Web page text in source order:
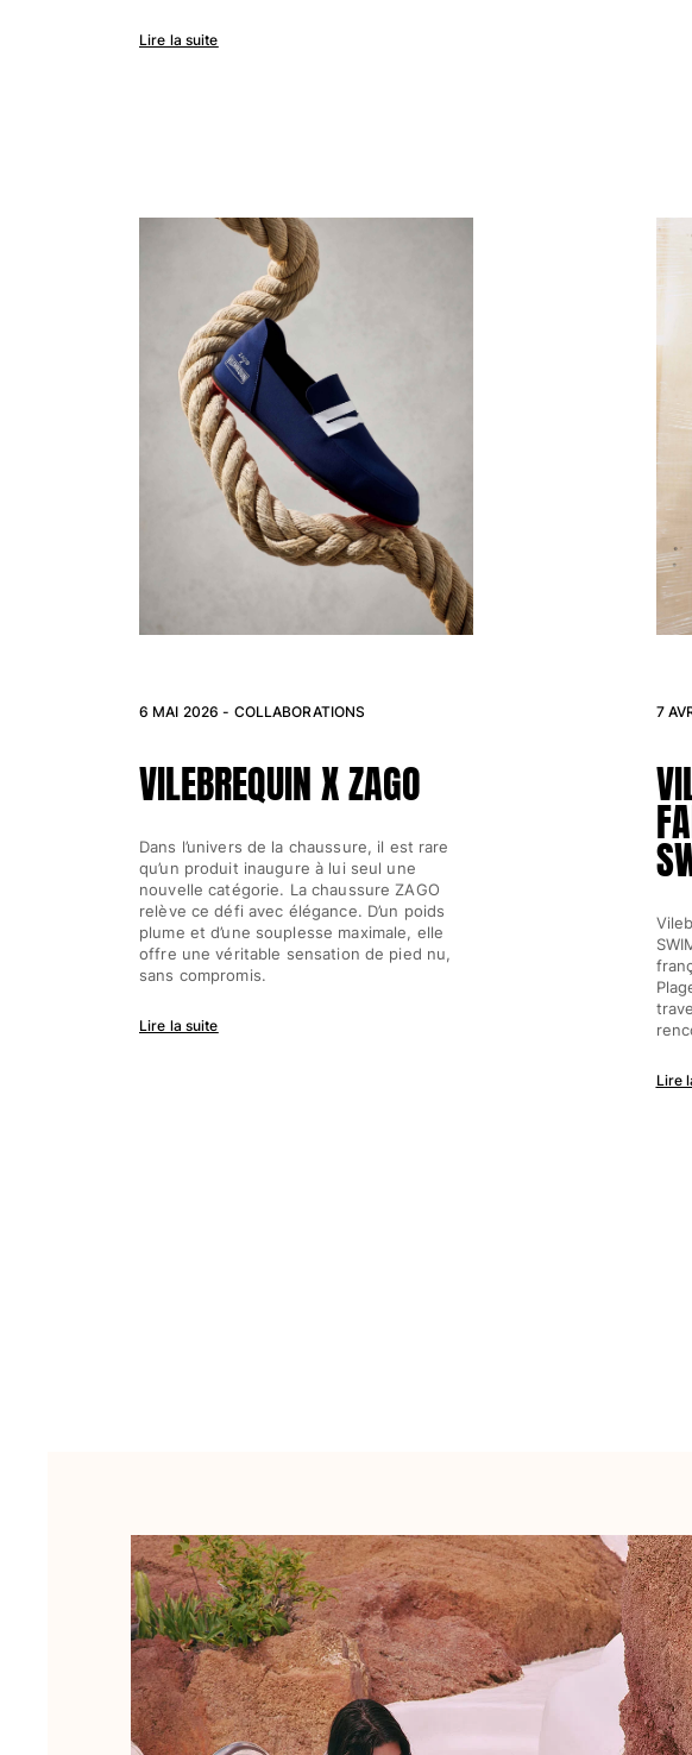
Prêt-à-porter
Robes et jupes
Combinaisons
Shorts
Sweats
T-shirts
Tous les articles
Bébé
Tous les articles
Casquettes
Bobs
Tous les articles
Accessoires Enfants
Chapeaux de plage
Serviettes et Ponchos
Chaussures
Chaussettes
Tous les articles
Lire la suite
6 MAI 2026 - COLLABORATIONS
VILEBREQUIN X ZAGO
Dans l’univers de la chaussure, il est rare
qu’un produit inaugure à lui seul une
nouvelle catégorie. La chaussure ZAGO
relève ce défi avec élégance. D’un poids
plume et d’une souplesse maximale, elle
offre une véritable sensation de pied nu,
sans compromis.
Lire la suite
7
Lire